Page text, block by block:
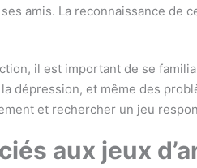
amis. La reconnaissance
il est important de se
dépression, et même des
et rechercher un jeu
aux jeux